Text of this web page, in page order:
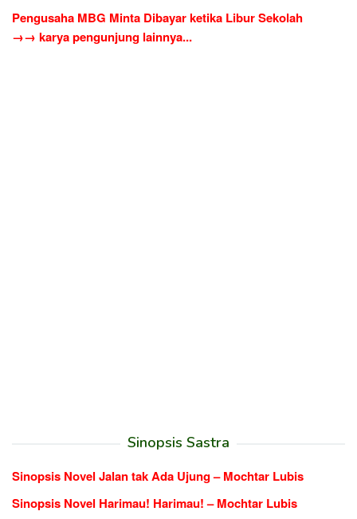
Pengusaha MBG Minta Dibayar ketika Libur Sekolah
→→ karya pengunjung lainnya...
Sinopsis Sastra
Sinopsis Novel Jalan tak Ada Ujung – Mochtar Lubis
Sinopsis Novel Harimau! Harimau! – Mochtar Lubis